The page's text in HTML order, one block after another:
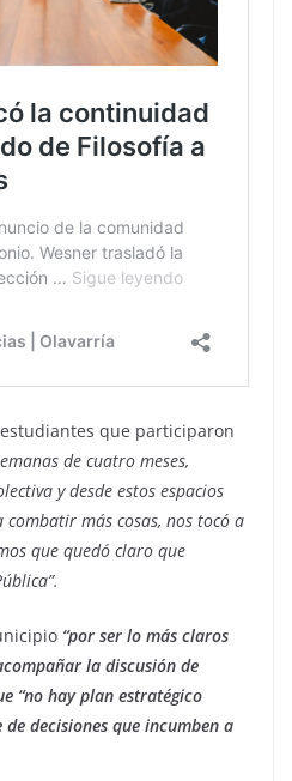
que participaron
de cuatro meses,
y desde estos espacios
combatir más cosas, nos tocó a
que quedó claro que
“por ser lo más claros
la discusión de
“no hay plan estratégico
decisiones que incumben a